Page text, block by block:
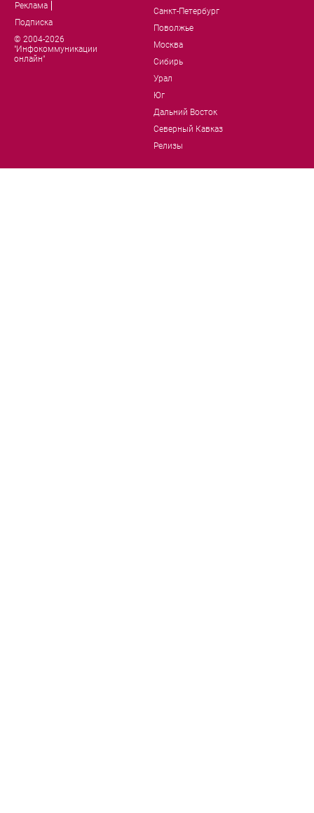
Реклама
Подписка
© 2004-2026
"Инфокоммуникации
онлайн"
Санкт-Петербург
Поволжье
Москва
Сибирь
Урал
Юг
Дальний Восток
Северный Кавказ
Релизы